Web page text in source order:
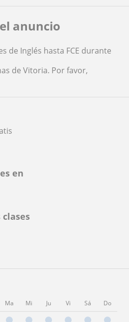
en
Ma Mi Ju Vi Sá Do
anuncio
de Inglés hasta FCE durante
de Vitoria. Por favor,